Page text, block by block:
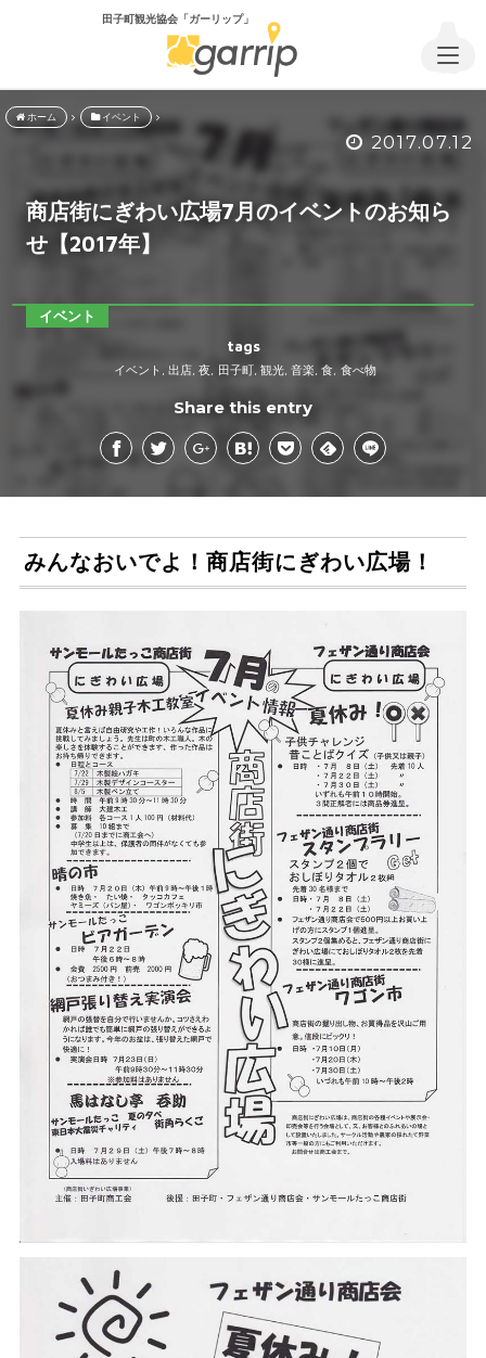
田子町観光協会「ガーリップ」
ホーム イベント
2017.07.12
商店街にぎわい広場7月のイベントのお知ら
せ【2017年】
イベント
tags
イベント 出店, 夜 田子町 観光, 音楽 食 食べ物
Share this entry
みんなおいでよ！商店街にぎわい広場！